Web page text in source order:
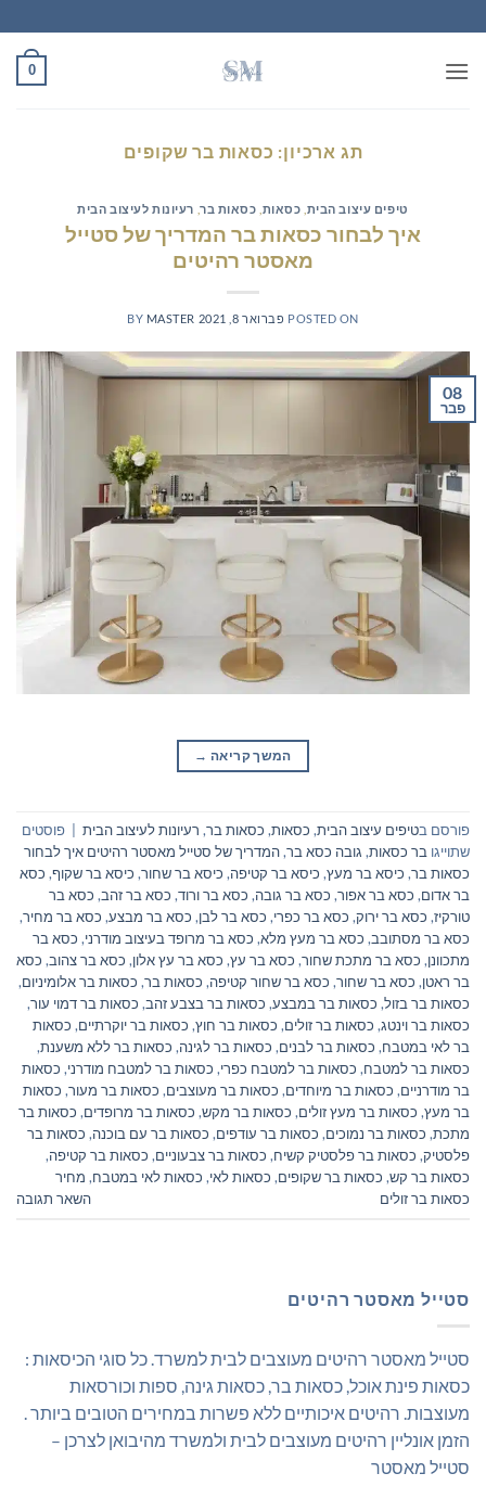
to
content
0
תג ארכיון: כסאות בר שקופים
טיפים עיצוב הבית כסאות כסאות בר, רעיונות לעיצוב הבית
איך לבחור כסאות בר המדריך של סטייל
מאסטר רהיטים
POSTED ON פברואר 8, 2021 BY MASTER
08
פבר
המשך קריאה →
פורסם בטיפים עיצוב הבית, כסאות, כסאות בר, רעיונות לעיצוב הבית
פוסטים
שתוייגו בר כסאות, גובה כסא בר,המדריך של סטייל מאסטר רהיטים איך לבחור
כסאות בר, כיסא בר מעץ, כיסא בר קטיפה, כיסא בר שחור, כיסא בר שקוף, כסא
בר אדום, כסא בר אפור, כסא בר גובה, כסא בר ורוד, כסא בר זהב, כסא בר
טורקיז, כסא בר ירוק, כסא בר כפרי, כסא בר לבן, כסא בר מבצע, כסא בר מחיר,
כסא בר מסתובב, כסא בר מעץ מלא, כסא בר מרופד בעיצוב מודרני, כסא בר
מתכוונן, כסא בר מתכת שחור, כסא בר עץ, כסא בר עץ אלון, כסא בר צהוב, כסא
בר ראטן, כסא בר שחור, כסא בר שחור קטיפה, כסאות בר, כסאות בר אלומיניום,
כסאות בר בזול, כסאות בר במבצע, כסאות בר בצבע זהב, כסאות בר דמוי עור,
כסאות בר וינטג, כסאות בר זולים, כסאות בר חוץ, כסאות בר יוקרתיים, כסאות
בר לאי במטבח, כסאות בר לבנים, כסאות בר לגינה, כסאות בר ללא משענת,
כסאות בר למטבח, כסאות בר למטבח כפרי, כסאות בר למטבח מודרני, כסאות
בר מודרניים, כסאות בר מיוחדים, כסאות בר מעוצבים, כסאות בר מעור, כסאות
בר מעץ, כסאות בר מעץ זולים, כסאות בר מקש, כסאות בר מרופדים, כסאות בר
מתכת, כסאות בר נמוכים, כסאות בר עודפים, כסאות בר עם בוכנה, כסאות בר
פלסטיק, כסאות בר פלסטיק קשיח, כסאות בר צבעוניים, כסאות בר קטיפה,
כסאות בר קש, כסאות בר שקופים, כסאות לאי, כסאות לאי במטבח, מחיר
כסאות בר זולים
השאר תגובה
סטייל מאסטר רהיטים
סטייל מאסטר רהיטים מעוצבים לבית למשרד. כל סוגי הכיסאות :
כסאות פינת אוכל, כסאות בר, כסאות גינה, ספות וכורסאות
מעוצבות. רהיטים איכותיים ללא פשרות במחירים הטובים ביותר .
הזמן אונליין רהיטים מעוצבים לבית ולמשרד מהיבואן לצרכן –
סטייל מאסטר